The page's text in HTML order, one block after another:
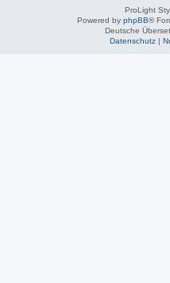
ProLight
Powered by phpBB®
Deutsche
Datenschutz|